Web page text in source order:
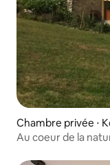
Chambre privée ⋅
Au coeur de la